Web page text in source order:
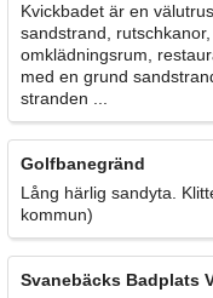
Kvickbadet är en
sandstrand,
omklädningsrum,
med en grund
stranden ...
Golfbanegränd
Lång härlig sandyta.
kommun)
Svanebäcks Badplats